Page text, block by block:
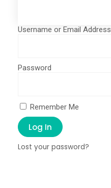
Username or Email Address
Password
Remember Me
Log In
Lost your password?